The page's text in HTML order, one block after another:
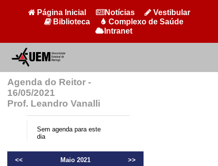
Página Inicial Notícias
Vestibular
Biblioteca
Complexo de Saúde
Intranet
Agenda do Reitor -
16/05/2021
Prof. Leandro Vanalli
Sem agenda para este
dia
<< Maio 2021 >>